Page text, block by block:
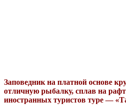
Заповедник на платной основе
отличную рыбалку, сплав на
иностранных туристов туре —